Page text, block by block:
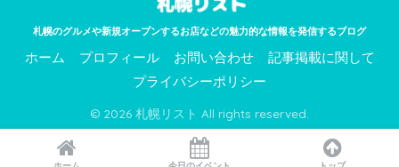
札幌のグルメや新規オープンするお店などの魅力的な情報を発信するブログ
ホーム プロフィール お問い合わせ
記事掲載に関して
プライバシーポリシー
© 2026 札幌リスト All rights reserved.